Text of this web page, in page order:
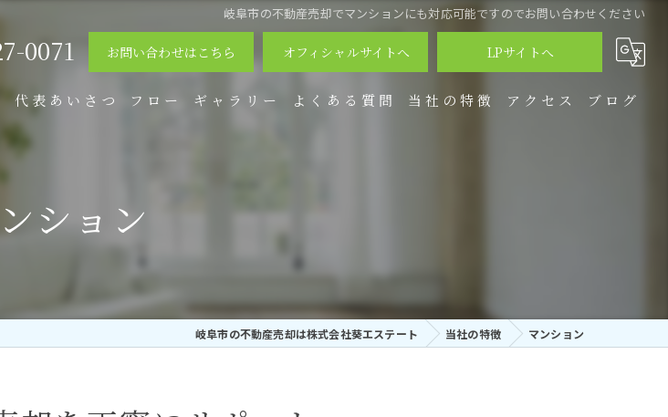
岐阜市の不動産売却でマンションにも対応可能ですのでお問い合わせください
0071 お問い合わせはこちら オフィシャルサイトへ LPサイトへ
代表あいさつ フロー ギャラリー よくある質問 当社の特徴
アパート
アクセス ブログ
ション
岐阜市の不動産売却は株式会社葵エステート 当社の特徴 マンション